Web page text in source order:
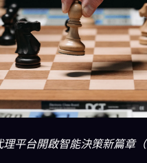
平台開啟智能決策新篇章